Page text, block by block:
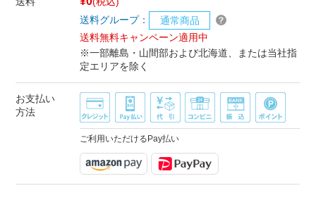
送料グループ：
通常商品
送料無料キャンペーン適用中
※一部離島・山間部および北海道、または当社指
定エリアを除く
お支払い
方法
ご利用いただけるPay払い